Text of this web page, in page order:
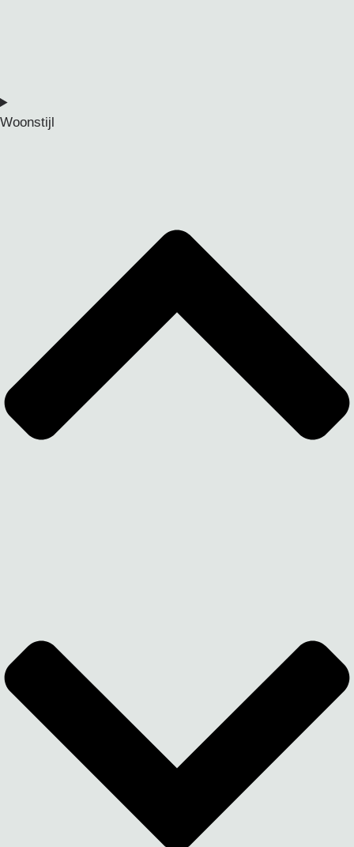
Woonstijl